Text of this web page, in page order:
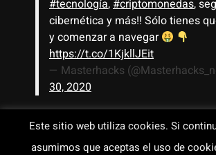
#tecnología,#criptomonedas,
cibernética y más!! Sólo tienes
y comenzar a navegar
https://t.co/1KjkllJEit
— Masterhacks
30, 2020
Todos los derechos reservados © 2008-2026 -
Este sitio web utiliza cookies. Si
asumimos que aceptas el uso de